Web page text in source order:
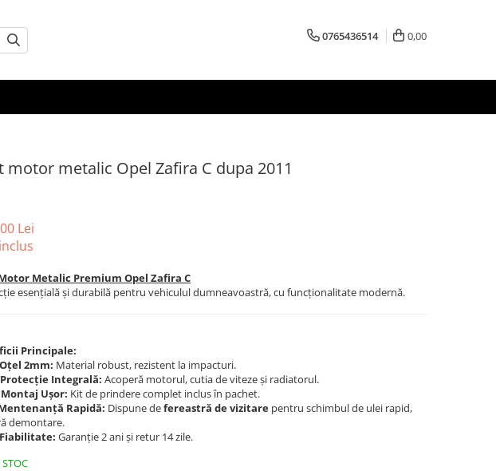
0765436514 0,00
motor metalic Opel Zafira C dupa 2011
Lei
Metalic Premium Opel Zafira C
esențială și durabilă pentru vehiculul dumneavoastră, cu funcționalitate modernă.
Principale:
Oțel 2mm: Material robust, rezistent la impacturi.
Protecție Integrală: Acoperă motorul, cutia de viteze și radiatorul.
Montaj Ușor: Kit de prindere complet inclus în pachet.
Rapidă: Dispune defereastră de vizitare pentru schimbul de ulei rapid,
demontare.
Fiabilitate: Garanție 2 ani și retur 14 zile.